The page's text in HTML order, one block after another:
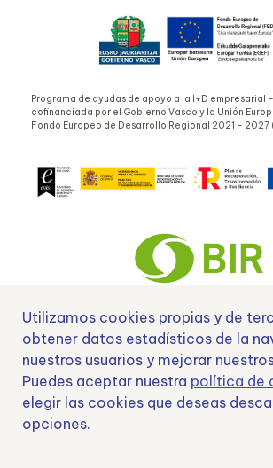
Programa de ayudas de apoyo a la I+D empresarial
cofinanciada por el Gobierno Vasco y la Unión
Fondo Europeo de Desarrollo Regional 2021 – 2027
Nº EXP 00152378 / SNEO-20222129 Financiado por
NextGenerationEU y apoyado por el
Utilizamos cookies propias y de
obtener datos estadísticos de la
nuestros usuarios y mejorar
Puedes aceptar nuestra política de
elegir las cookies que deseas
opciones.